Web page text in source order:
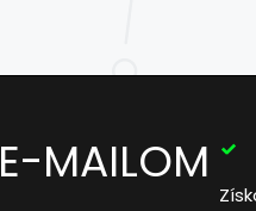
MAILOM